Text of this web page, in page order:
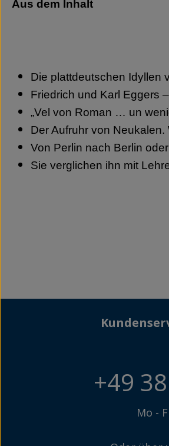
Aus dem Inhalt
Die plattdeutschen Idyllen
Friedrich und Karl Eggers
„Vel von Roman … un
Der Aufruhr von Neukalen.
Von Perlin nach Berlin
Sie verglichen ihn mit
+49
Mo -